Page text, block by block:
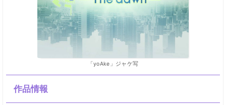
「yoAke」ジャケ写
作品情報